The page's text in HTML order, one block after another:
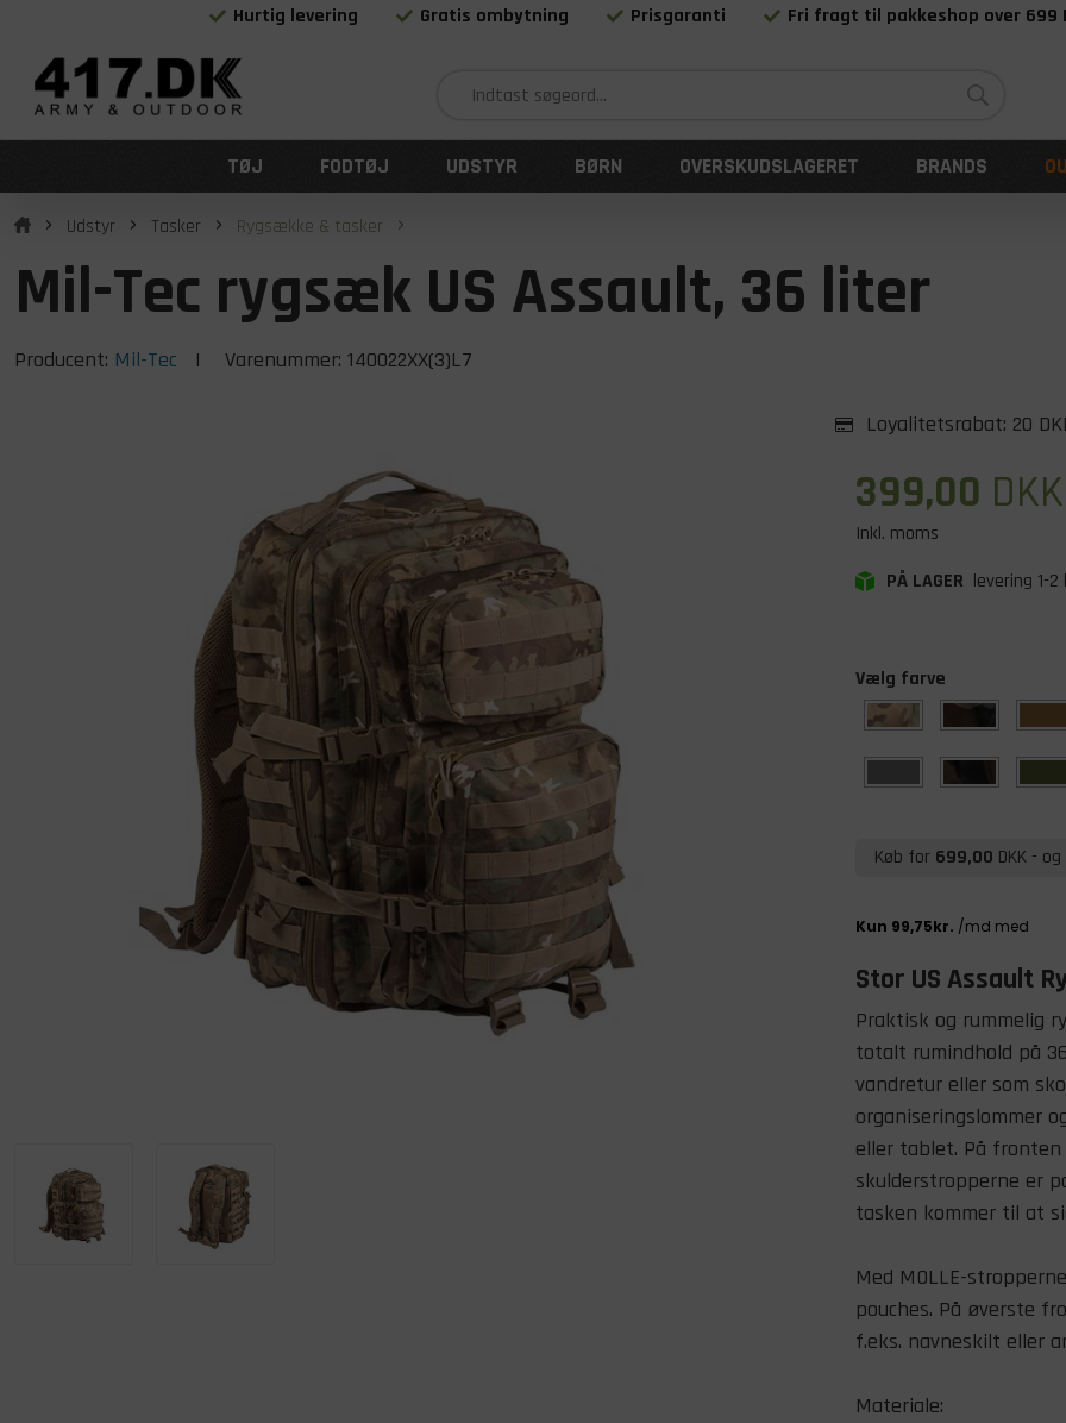
Hurtig levering Gratis ombytning Prisgaranti Fri fragt til pakkeshop over 699
TØJ FODTØJ UDSTYR BØRN OVERSKUDSLAGERET BRANDS
Udstyr Tasker Rygsække & tasker
Mil-Tec rygsæk US Assault, 36 liter
Producent: Mil-Tec | Varenummer: 140022XX(3)L7
Loyalitetsrabat: 20
399,00 DKK
Inkl. moms
PÅ LAGER levering 1-
Vælg farve
Køb for 699,00 DKK -
Stor US Assault
Praktisk og rummelig
totalt rumindhold på
vandretur eller som
organiseringslommer
eller tablet. På fronten
skulderstropperne er
tasken kommer til at
Med MOLLE-
pouches. På øverste
f.eks. navneskilt eller
Materiale: